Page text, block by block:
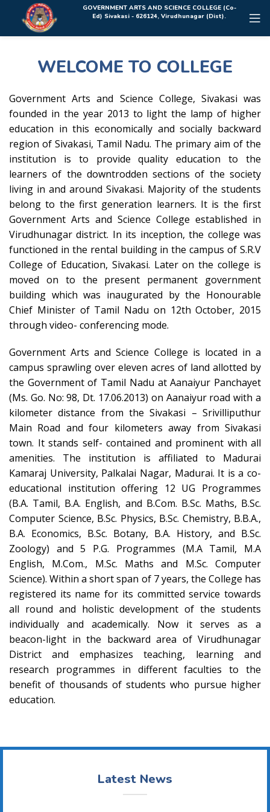
Rolex Replica Uhren DeutschlandGOVERNMENT ARTS AND SCIENCE COLLEGE (Co-
Ed) Sivakasi - 626124, Virudhunagar (Dist).
WELCOME TO COLLEGE
Government Arts and Science College, Sivakasi was
founded in the year 2013 to light the lamp of higher
education in this economically and socially backward
region of Sivakasi, Tamil Nadu. The primary aim of the
institution is to provide quality education to the
learners of the downtrodden sections of the society
living in and around Sivakasi. Majority of the students
belong to the first generation learners. It is the first
Government Arts and Science College established in
Virudhunagar district. In its inception, the college was
functioned in the rental building in the campus of S.R.V
College of Education, Sivakasi. Later on the college is
moved on to the present permanent government
building which was inaugurated by the Honourable
Chief Minister of Tamil Nadu on 12th October, 2015
through video- conferencing mode.
Government Arts and Science College is located in a
campus sprawling over eleven acres of land allotted by
the Government of Tamil Nadu at Aanaiyur Panchayet
(Ms. Go. No: 98, Dt. 17.06.2013) on Aanaiyur road with a
kilometer distance from the Sivakasi – Srivilliputhur
Main Road and four kilometers away from Sivakasi
town. It stands self- contained and prominent with all
amenities. The institution is affiliated to Madurai
Kamaraj University, Palkalai Nagar, Madurai. It is a co-
educational institution offering 12 UG Programmes
(B.A. Tamil, B.A. English, and B.Com. B.Sc. Maths, B.Sc.
Computer Science, B.Sc. Physics, B.Sc. Chemistry, B.B.A.,
B.A. Economics, B.Sc. Botany, B.A. History, and B.Sc.
Zoology) and 5 P.G. Programmes (M.A Tamil, M.A
English, M.Com., M.Sc. Maths and M.Sc. Computer
Science). Within a short span of 7 years, the College has
registered its name for its committed service towards
all round and holistic development of the students
individually and academically. Now it serves as a
beacon-light in the backward area of Virudhunagar
District and emphasizes teaching, learning and
research programmes in different faculties to the
benefit of thousands of students who pursue higher
education.
Latest News